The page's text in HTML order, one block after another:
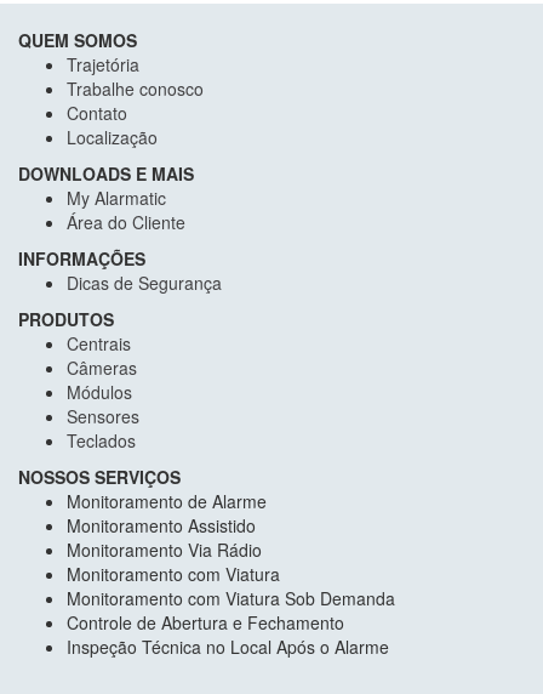
QUEM SOMOS
Trajetória
Trabalhe conosco
Contato
Localização
DOWNLOADS E MAIS
My Alarmatic
Área do Cliente
INFORMAÇÕES
Dicas de Segurança
PRODUTOS
Centrais
Câmeras
Módulos
Sensores
Teclados
NOSSOS SERVIÇOS
Monitoramento de Alarme
Monitoramento Assistido
Monitoramento Via Rádio
Monitoramento com Viatura
Monitoramento com Viatura Sob Demanda
Controle de Abertura e Fechamento
Inspeção Técnica no Local Após o Alarme